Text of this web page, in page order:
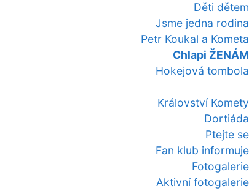
Děti dětem
Jsme jedna rodina
Petr Koukal a Kometa
Chlapi ŽENÁM
Hokejová tombola
Království Komety
Dortiáda
Ptejte se
Fan klub informuje
Fotogalerie
Aktivní fotogalerie